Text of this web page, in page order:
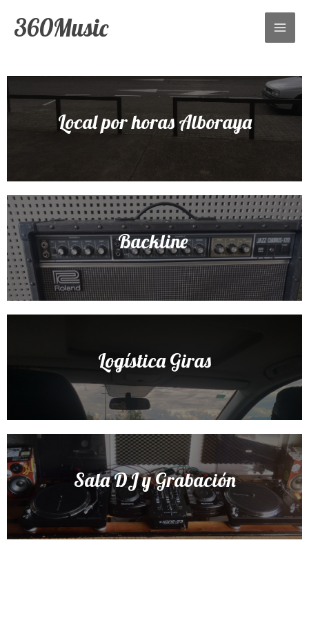
360Music
Local por horas Alboraya
Backline
Logística Giras
Sala DJ y Grabación